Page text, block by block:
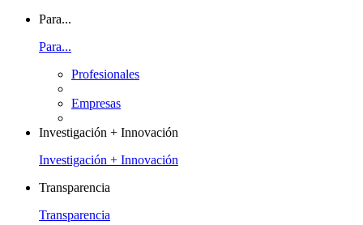
Para...
Para...
Profesionales
Empresas
Investigación + Innovación
Investigación + Innovación
Transparencia
Transparencia